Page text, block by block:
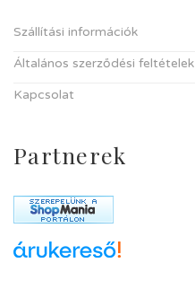
Szállítási információk
Általános szerződési feltételek
Kapcsolat
Partnerek